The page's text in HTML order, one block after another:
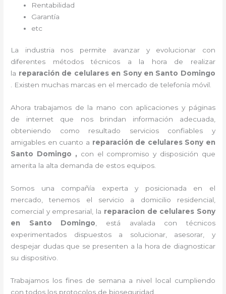
Rentabilidad
Garantía
etc
La industria nos permite avanzar y evolucionar con
diferentes métodos técnicos a la hora de realizar
la reparación de celulares en Sony en Santo Domingo
. Existen muchas marcas en el mercado de telefonía móvil.
Ahora trabajamos de la mano con aplicaciones y páginas
de internet que nos brindan información adecuada,
obteniendo como resultado servicios confiables y
amigables en cuanto a reparación de celulares Sony en
Santo Domingo , con el compromiso y disposición que
amerita la alta demanda de estos equipos.
Somos una compañía experta y posicionada en el
mercado, tenemos el servicio a domicilio residencial,
comercial y empresarial, la reparacion de celulares Sony
en Santo Domingo , está avalada con técnicos
experimentados dispuestos a solucionar, asesorar, y
despejar dudas que se presenten a la hora de diagnosticar
su dispositivo.
Trabajamos los fines de semana a nivel local cumpliendo
con todos los protocolos de bioseguridad.